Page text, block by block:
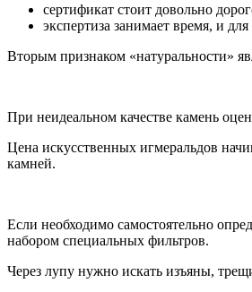
сертификат стоит довольно
экспертиза занимает время, и
Вторым признаком «натуральности»
При неидеальном качестве камень
Цена искусственных игмеральдов
камней.
Если необходимо самостоятельно
набором специальных фильтров.
Через лупу нужно искать изъяны,